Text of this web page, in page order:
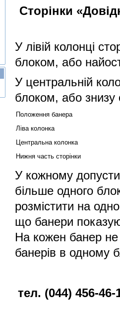
Сторінки
У лівій колонці
блоком, або
У центральній
блоком, або знизу
Положення банера
Ліва колонка
Центральна колонка
Нижня часть сторінки
У кожному
більше одного
розмістити на
що банери
На кожен банер
банерів в одному
тел. (044) 456-46-